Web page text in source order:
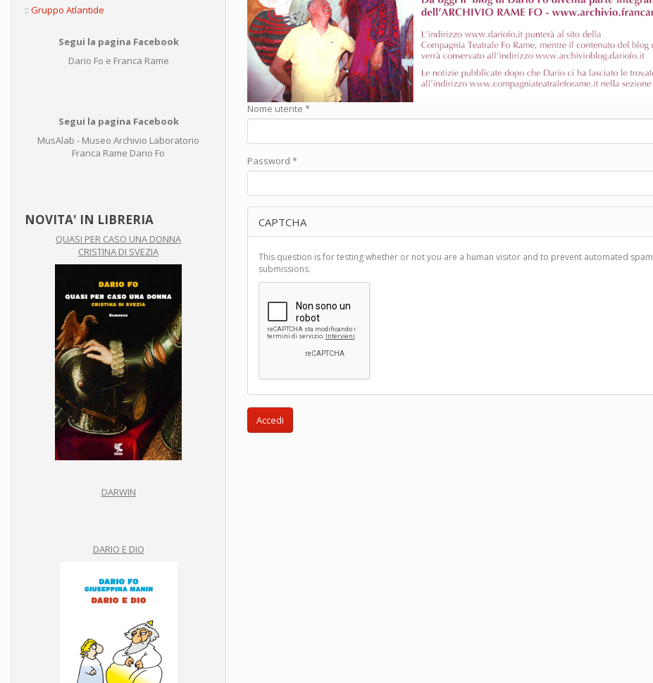
:: Gruppo Atlantide
Segui la pagina Facebook
Dario Fo e Franca Rame
Segui la pagina Facebook
MusAlab - Museo Archivio Laboratorio
Franca Rame Dario Fo
NOVITA' IN LIBRERIA
QUASI PER CASO UNA DONNA
CRISTINA DI SVEZIA
DARWIN
DARIO E DIO
Nome utente *
Password *
CAPTCHA
This question is for testing whether or not you are a human visitor and to prevent automated spam
submissions.
Accedi